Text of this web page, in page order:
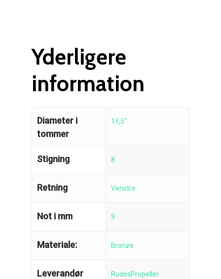
Yderligere
information
Diameter i
tommer
11,5"
Stigning 8
Retning Venstre
Not i mm 9
Materiale: Bronze
Leverandør RudesPropeller